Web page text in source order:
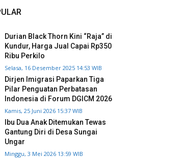
Durian Black Thorn Kini “Raja” di
Kundur, Harga Jual Capai Rp350
Ribu Perkilo
Selasa, 16 Desember 2025 14:53 WIB
Dirjen Imigrasi Paparkan Tiga
Pilar Penguatan Perbatasan
Indonesia di Forum DGICM 2026
Kamis, 25 Juni 2026 15:37 WIB
Ibu Dua Anak Ditemukan Tewas
Gantung Diri di Desa Sungai
Ungar
Minggu, 3 Mei 2026 13:59 WIB